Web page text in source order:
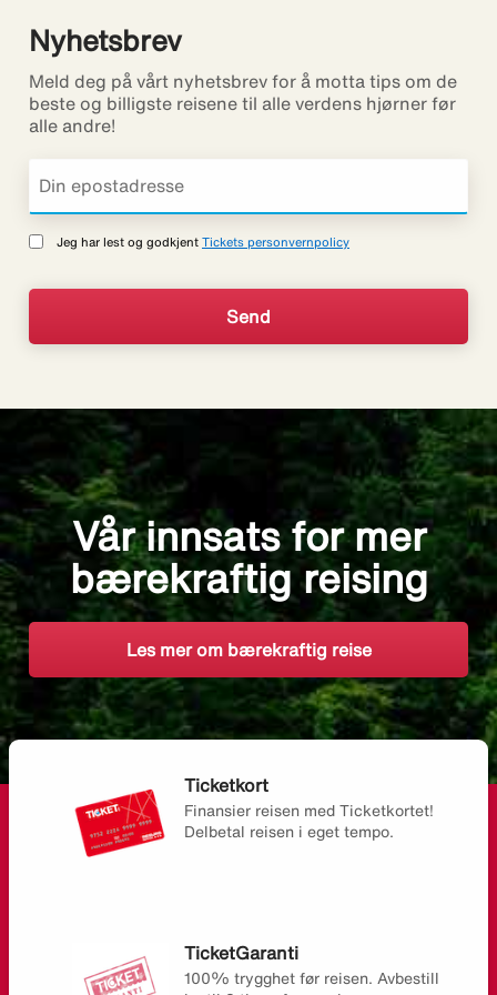
Nyhetsbrev
Meld deg på vårt nyhetsbrev for å motta tips om de
beste og billigste reisene til alle verdens hjørner før
alle andre!
Jeg har lest og godkjent Tickets personvernpolicy
Vår innsats for mer
bærekraftig reising
Les mer om bærekraftig reise
Ticketkort
Finansier reisen med Ticketkortet!
Delbetal reisen i eget tempo.
TicketGaranti
100% trygghet før reisen. Avbestill